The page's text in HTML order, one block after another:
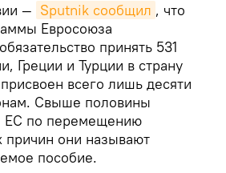
— Sputnik сообщил , что
Евросоюза
принять 531
Греции и Турции в страну
всего лишь десяти
Свыше половины
ЕС по перемещению
причин они называют
пособие.